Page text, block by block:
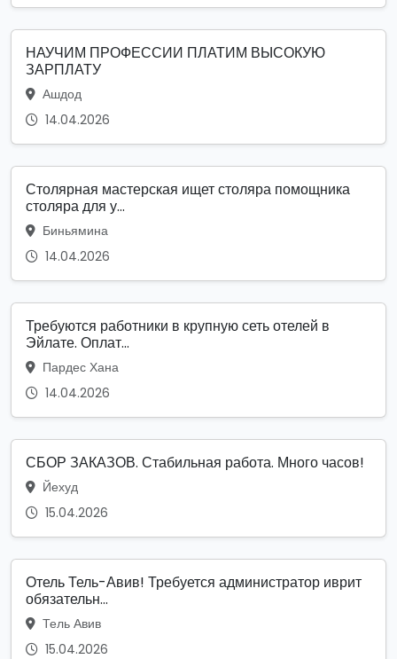
НАУЧИМ ПРОФЕССИИ ПЛАТИМ ВЫСОКУЮ
ЗАРПЛАТУ
Ашдод
14.04.2026
Столярная мастерская ищет столяра помощника
столяра для у...
Биньямина
14.04.2026
Требуются работники в крупную сеть отелей в
Эйлате. Оплат...
Пардес Хана
14.04.2026
СБОР ЗАКАЗОВ. Стабильная работа. Много часов!
Йехуд
15.04.2026
Отель Тель-Авив! Требуется администратор иврит
обязательн...
Тель Авив
15.04.2026